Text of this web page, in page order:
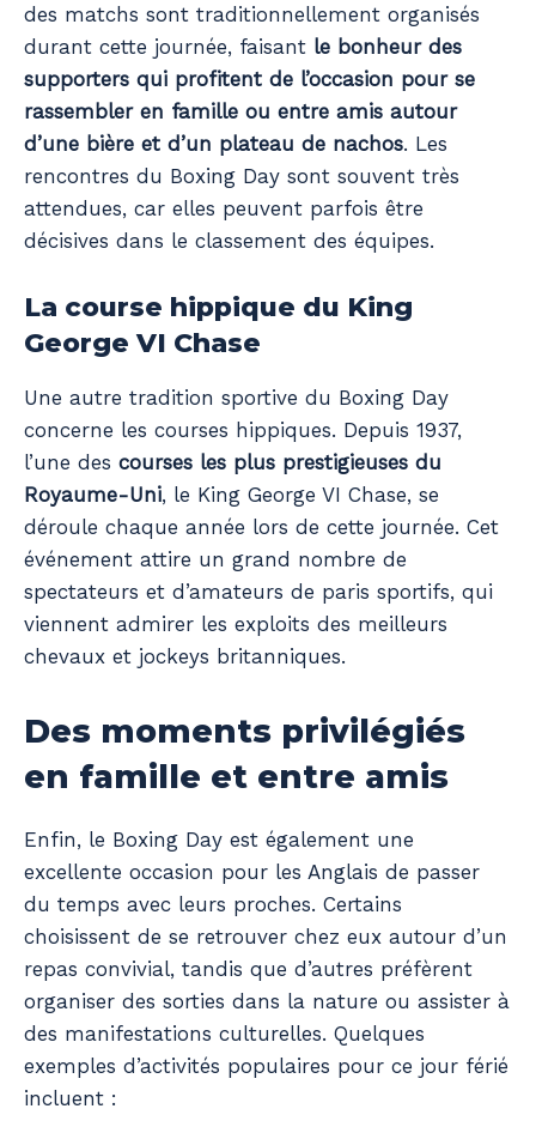
des matchs sont traditionnellement organisés
durant cette journée, faisant le bonheur des
supporters qui profitent de l’occasion pour se
rassembler en famille ou entre amis autour
d’une bière et d’un plateau de nachos. Les
rencontres du Boxing Day sont souvent très
attendues, car elles peuvent parfois être
décisives dans le classement des équipes.
La course hippique du King
George VI Chase
Une autre tradition sportive du Boxing Day
concerne les courses hippiques. Depuis 1937,
l’une des courses les plus prestigieuses du
Royaume-Uni, le King George VI Chase, se
déroule chaque année lors de cette journée. Cet
événement attire un grand nombre de
spectateurs et d’amateurs de paris sportifs, qui
viennent admirer les exploits des meilleurs
chevaux et jockeys britanniques.
Des moments privilégiés
en famille et entre amis
Enfin, le Boxing Day est également une
excellente occasion pour les Anglais de passer
du temps avec leurs proches. Certains
choisissent de se retrouver chez eux autour d’un
repas convivial, tandis que d’autres préfèrent
organiser des sorties dans la nature ou assister à
des manifestations culturelles. Quelques
exemples d’activités populaires pour ce jour férié
incluent :